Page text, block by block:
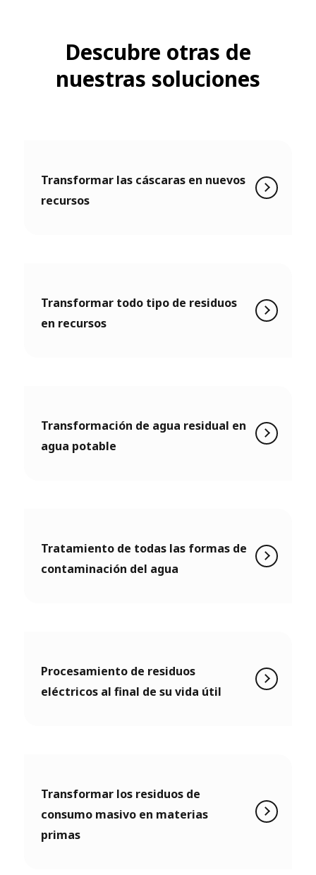
Descubre otras de
nuestras soluciones
Transformar las cáscaras en nuevos
recursos
Transformar todo tipo de residuos
en recursos
Transformación de agua residual en
agua potable
Tratamiento de todas las formas de
contaminación del agua
Procesamiento de residuos
eléctricos al final de su vida útil
Transformar los residuos de
consumo masivo en materias
primas